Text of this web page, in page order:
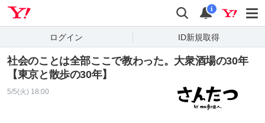
検索 通知
i
ログイン ID新規取得
社会のことは全部ここで教わった。大衆酒場の30年
【東京と散歩の30年】
5/5(火) 18:00